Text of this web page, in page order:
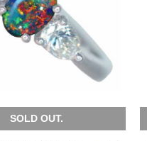
SOLD OUT.